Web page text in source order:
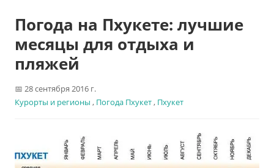
Погода на Пхукете: лучшие
месяцы для отдыха и
пляжей
28 сентября 2016 г.
Курорты и регионы , Погода Пхукет, Пхукет